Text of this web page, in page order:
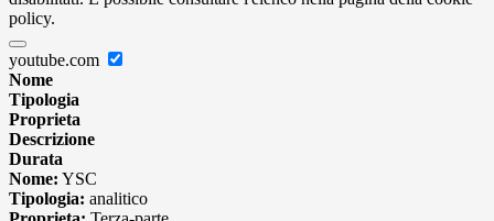
policy.
youtube.com
Nome
Tipologia
Proprieta
Descrizione
Durata
Nome: YSC
Tipologia: analitico